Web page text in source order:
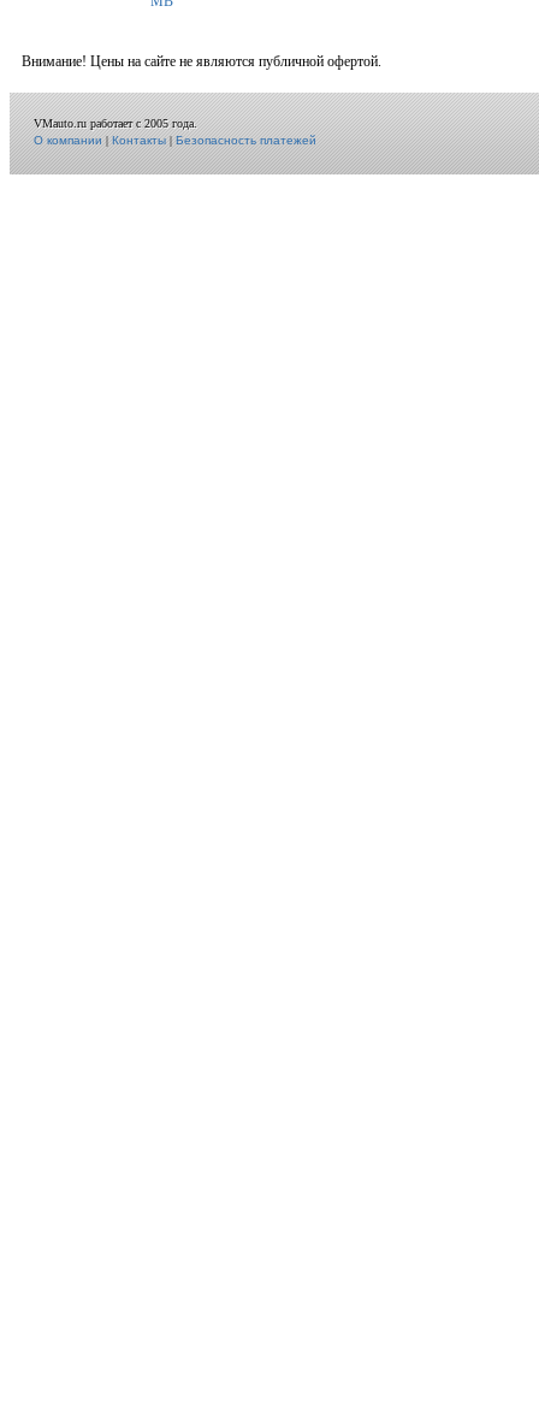
Внимание! Цены на сайте не являются публичной офертой.
VMauto.ru работает с 2005 года.
О компании|Контакты|Безопасность платежей